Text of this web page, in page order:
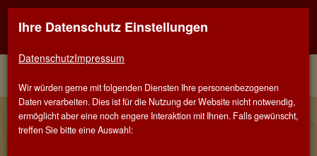
Mathilde Boulachin - Pierre Chavin
SAS
Ihre Datenschutz Einstellungen
DatenschutzImpressum
Wir würden gerne mit folgenden Diensten Ihre personenbezogenen
Daten verarbeiten. Dies ist für die Nutzung der Website nicht notwendig,
ermöglicht aber eine noch engere Interaktion mit Ihnen. Falls gewünscht,
treffen Sie bitte eine Auswahl: